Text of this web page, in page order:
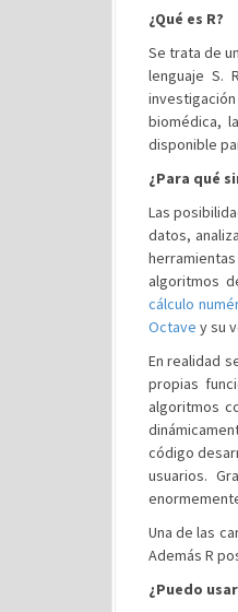
¿Qué es R?
Se trata de
lenguaje S.
biomédica,
disponible
¿Para qué
Las
datos,
algoritmos
cálculo
Octave y su
En realidad
propias
algoritmos
código
usuarios.
Una de las
Además R
¿Puedo usar